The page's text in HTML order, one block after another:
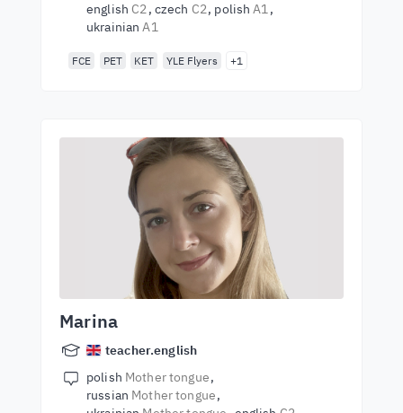
english C2 czech C2 polishA1
ukrainianA1
FCE PET KET YLE Flyers +1
Marina
teacher.english
polish Mother tongue
russian Mother tongue